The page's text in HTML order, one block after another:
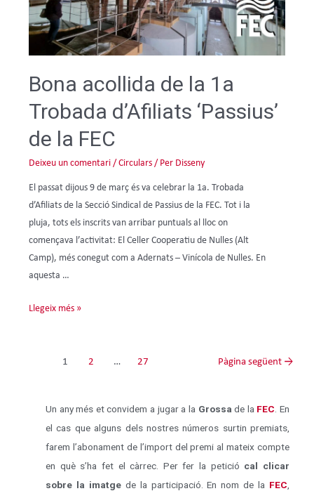
Bona acollida de la 1a
Trobada d’Afiliats ‘Passius’
de la FEC
Deixeu un comentari /Circulars / Per Disseny
El passat dijous 9 de març és va celebrar la 1a. Trobada
d’Afiliats de la Secció Sindical de Passius de la FEC. Tot i la
pluja, tots els inscrits van arribar puntuals al lloc on
començava l’activitat: El Celler Cooperatiu de Nulles (Alt
Camp), més conegut com a Adernats – Vinícola de Nulles. En
aquesta …
Llegeix més »
1 2 … 27 Pàgina següent →
Un any més et convidem a jugar a la Grossa de la FEC . En
el cas que alguns dels nostres números surtin premiats,
farem l’abonament de l’import del premi al mateix compte
en què s’ha fet el càrrec. Per fer la petició cal clicar
sobre la imatgede la participació. En nom de la FEC